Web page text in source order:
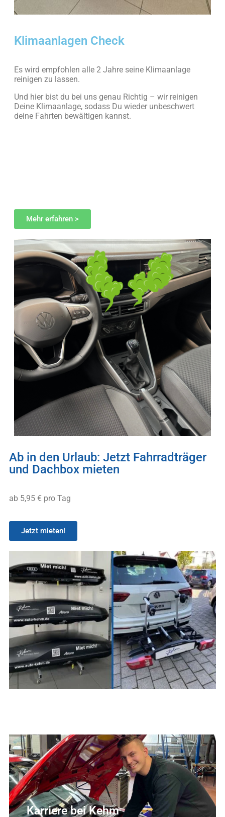
Klimaanlagen Check
Es wird empfohlen alle 2 Jahre seine Klimaanlage
reinigen zu lassen.
Und hier bist du bei uns genau Richtig – wir reinigen
Deine Klimaanlage, sodass Du wieder unbeschwert
deine Fahrten bewältigen kannst.
Mehr erfahren >
Ab in den Urlaub: Jetzt Fahrradträger
und Dachbox mieten
ab 5,95 € pro Tag
Jetzt mieten!
Karriere bei Kehm